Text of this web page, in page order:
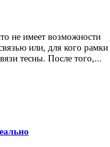
не имеет возможности
или, для кого рамки
тесны. После того,...